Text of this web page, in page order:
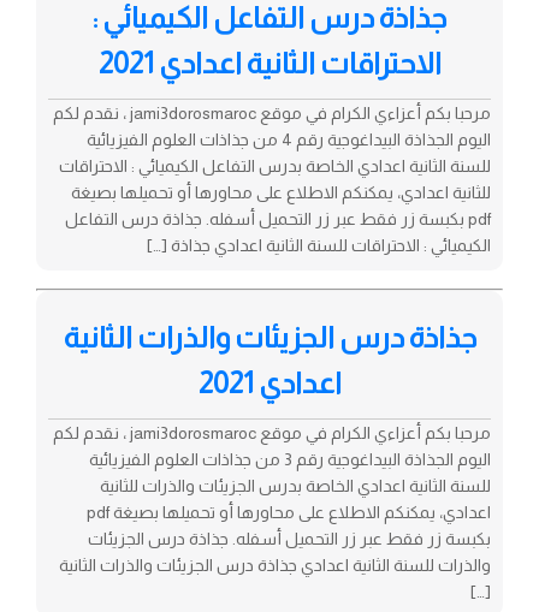
جذاذة درس التفاعل الكيميائي :
الاحتراقات الثانية اعدادي 2021
مرحبا بكم أعزاءي الكرام في موقع jami3dorosmaroc ، نقدم لكم
اليوم الجذاذة البيداغوجية رقم 4 من جذاذات العلوم الفيزيائية
للسنة الثانية اعدادي الخاصة بدرس التفاعل الكيميائي : الاحتراقات
للثانية اعدادي، يمكنكم الاطلاع على محاورها أو تحميلها بصيغة
pdf بكبسة زر فقط عبر زر التحميل أسفله. جذاذة درس التفاعل
الكيميائي : الاحتراقات للسنة الثانية اعدادي جذاذة […]
جذاذة درس الجزيئات والذرات الثانية
اعدادي 2021
مرحبا بكم أعزاءي الكرام في موقع jami3dorosmaroc ، نقدم لكم
اليوم الجذاذة البيداغوجية رقم 3 من جذاذات العلوم الفيزيائية
للسنة الثانية اعدادي الخاصة بدرس الجزيئات والذرات للثانية
اعدادي، يمكنكم الاطلاع على محاورها أو تحميلها بصيغة pdf
بكبسة زر فقط عبر زر التحميل أسفله. جذاذة درس الجزيئات
والذرات للسنة الثانية اعدادي جذاذة درس الجزيئات والذرات الثانية
[…]